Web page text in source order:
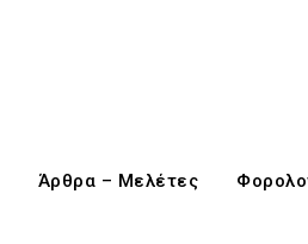
Άρθρα – Μελέτες